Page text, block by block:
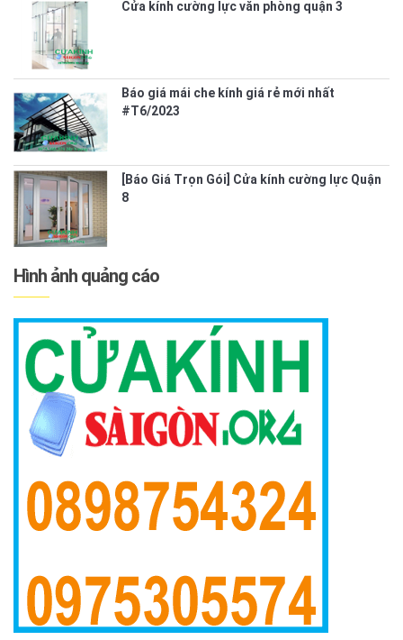
Cửa kính cường lực văn phòng quận 3
Báo giá mái che kính giá rẻ mới nhất
#T6/2023
[Báo Giá Trọn Gói] Cửa kính cường lực Quận
8
Hình ảnh quảng cáo